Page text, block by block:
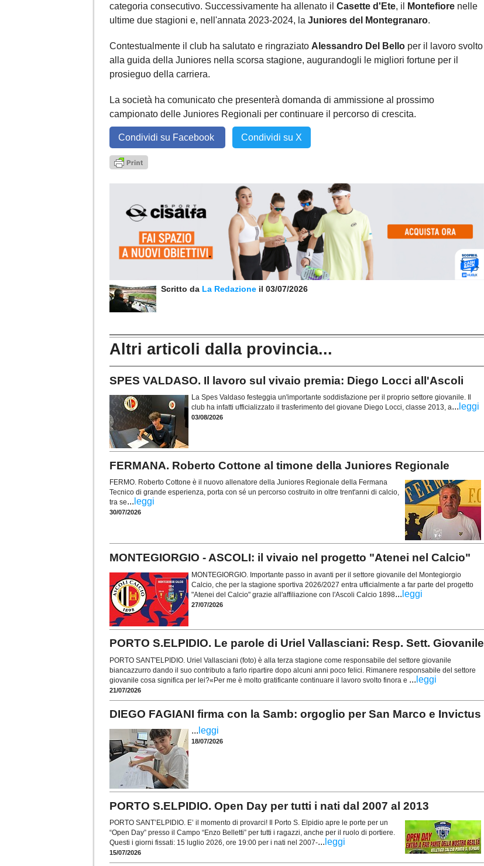
categoria consecutivo. Successivamente ha allenato il Casette d'Ete, il Montefiore nelle
ultime due stagioni e, nell'annata 2023-2024, la Juniores del Montegranaro.
Contestualmente il club ha salutato e ringraziato Alessandro Del Bello per il lavoro svolto
alla guida della Juniores nella scorsa stagione, augurandogli le migliori fortune per il
prosieguo della carriera.
La società ha comunicato che presenterà domanda di ammissione al prossimo
campionato delle Juniores Regionali per continuare il percorso di crescita.
Condividi su Facebook Condividi su X
Scritto da La Redazione il 03/07/2026
Altri articoli dalla provincia...
SPES VALDASO. Il lavoro sul vivaio premia: Diego Locci all'Ascoli
La Spes Valdaso festeggia un'importante soddisfazione per il proprio settore giovanile. Il
club ha infatti ufficializzato il trasferimento del giovane Diego Locci, classe 2013, a... leggi
03/08/2026
FERMANA. Roberto Cottone al timone della Juniores Regionale
FERMO. Roberto Cottone è il nuovo allenatore della Juniores Regionale della Fermana
Tecnico di grande esperienza, porta con sé un percorso costruito in oltre trent'anni di calcio,
tra se... leggi
30/07/2026
MONTEGIORGIO - ASCOLI: il vivaio nel progetto "Atenei nel Calcio"
MONTEGIORGIO. Importante passo in avanti per il settore giovanile del Montegiorgio
Calcio, che per la stagione sportiva 2026/2027 entra ufficialmente a far parte del progetto
"Atenei del Calcio" grazie all'affiliazione con l'Ascoli Calcio 1898... leggi
27/07/2026
PORTO S.ELPIDIO. Le parole di Uriel Vallasciani: Resp. Sett. Giovanile
PORTO SANT'ELPIDIO. Uriel Vallasciani (foto) è alla terza stagione come responsabile del settore giovanile
biancazzurro dando il suo contributo a farlo ripartire dopo alcuni anni poco felici. Rimanere responsabile del settore
giovanile cosa significa per lei?«Per me è molto gratificante continuare il lavoro svolto finora e ... leggi
21/07/2026
DIEGO FAGIANI firma con la Samb: orgoglio per San Marco e Invictus
... leggi
18/07/2026
PORTO S.ELPIDIO. Open Day per tutti i nati dal 2007 al 2013
PORTO SANT’ELPIDIO. E’ il momento di provarci! Il Porto S. Elpidio apre le porte per un
“Open Day” presso il Campo “Enzo Belletti” per tutti i ragazzi, anche per il ruolo di portiere.
Questi i giorni fissati: 15 luglio 2026, ore 19:00 per i nati nel 2007-... leggi
15/07/2026